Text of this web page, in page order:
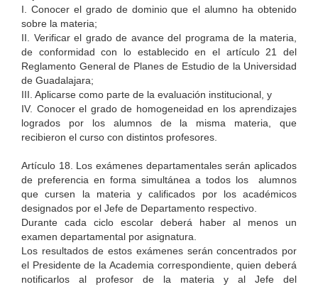
I. Conocer el grado de dominio que el alumno ha obtenido
sobre la materia;
II. Verificar el grado de avance del programa de la materia,
de conformidad con lo establecido en el artículo 21 del
Reglamento General de Planes de Estudio de la Universidad
de Guadalajara;
III. Aplicarse como parte de la evaluación institucional, y
IV. Conocer el grado de homogeneidad en los aprendizajes
logrados por los alumnos de la misma materia, que
recibieron el curso con distintos profesores.
Artículo 18. Los exámenes departamentales serán aplicados
de preferencia en forma simultánea a todos los alumnos
que cursen la materia y calificados por los académicos
designados por el Jefe de Departamento respectivo.
Durante cada ciclo escolar deberá haber al menos un
examen departamental por asignatura.
Los resultados de estos exámenes serán concentrados por
el Presidente de la Academia correspondiente, quien deberá
notificarlos al profesor de la materia y al Jefe del